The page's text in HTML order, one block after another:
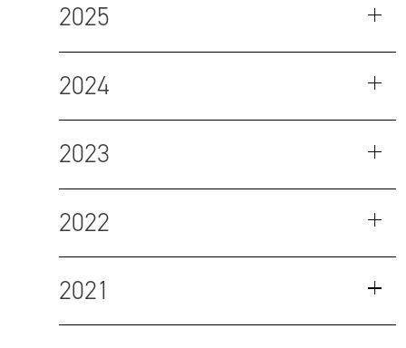
2025
2024
2023
2022
2021